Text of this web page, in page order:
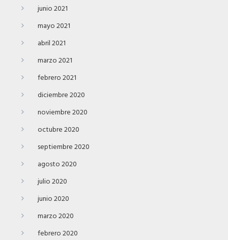
junio 2021
mayo 2021
abril 2021
marzo 2021
febrero 2021
diciembre 2020
noviembre 2020
octubre 2020
septiembre 2020
agosto 2020
julio 2020
junio 2020
marzo 2020
febrero 2020